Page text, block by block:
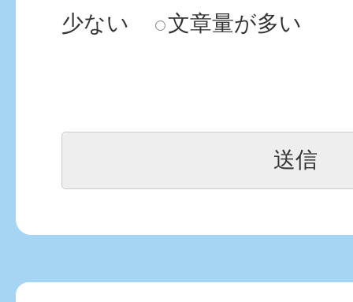
少ない
文章量が多い